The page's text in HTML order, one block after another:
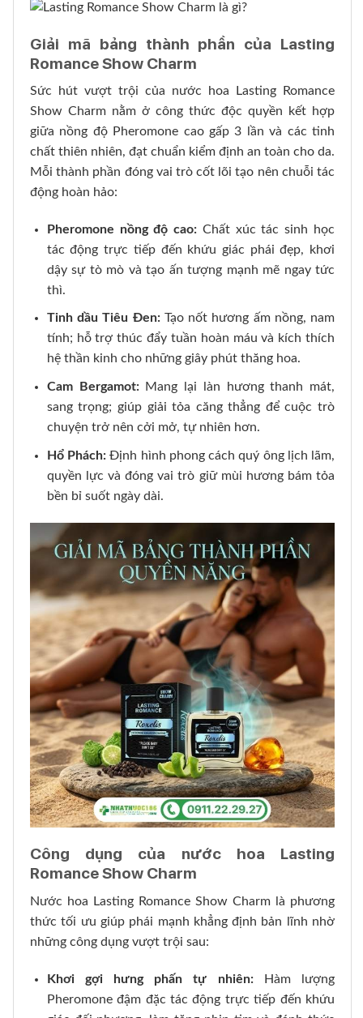
Giải mã bảng thành phần của Lasting
Romance Show Charm
Sức hút vượt trội của nước hoa Lasting Romance
Show Charm nằm ở công thức độc quyền kết hợp
giữa nồng độ Pheromone cao gấp 3 lần và các tinh
chất thiên nhiên, đạt chuẩn kiểm định an toàn cho da.
Mỗi thành phần đóng vai trò cốt lõi tạo nên chuỗi tác
động hoàn hảo:
Pheromone nồng độ cao: Chất xúc tác sinh học
tác động trực tiếp đến khứu giác phái đẹp, khơi
dậy sự tò mò và tạo ấn tượng mạnh mẽ ngay tức
thì.
Tinh dầu Tiêu Đen:Tạo nốt hương ấm nồng, nam
tính; hỗ trợ thúc đẩy tuần hoàn máu và kích thích
hệ thần kinh cho những giây phút thăng hoa.
Cam Bergamot:Mang lại làn hương thanh mát,
sang trọng; giúp giải tỏa căng thẳng để cuộc trò
chuyện trở nên cởi mở, tự nhiên hơn.
Hổ Phách: Định hình phong cách quý ông lịch lãm,
quyền lực và đóng vai trò giữ mùi hương bám tỏa
bền bỉ suốt ngày dài.
Công dụng của nước hoa Lasting
Romance Show Charm
Nước hoa Lasting Romance Show Charm là phương
thức tối ưu giúp phái mạnh khẳng định bản lĩnh nhờ
những công dụng vượt trội sau:
Khơi gợi hưng phấn tự nhiên:Hàm lượng
Pheromone đậm đặc tác động trực tiếp đến khứu